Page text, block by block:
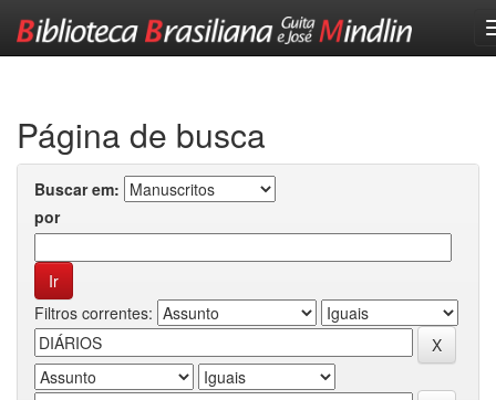
Página de busca
Buscar em:
por
Filtros correntes: